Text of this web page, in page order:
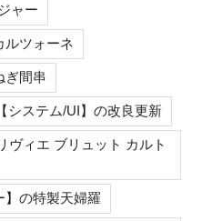
ャー
ルツォーネ
ぎ間串
【システム/UI】の改良更新
ヴィエ ブリュット カルト
】の特製天婦羅